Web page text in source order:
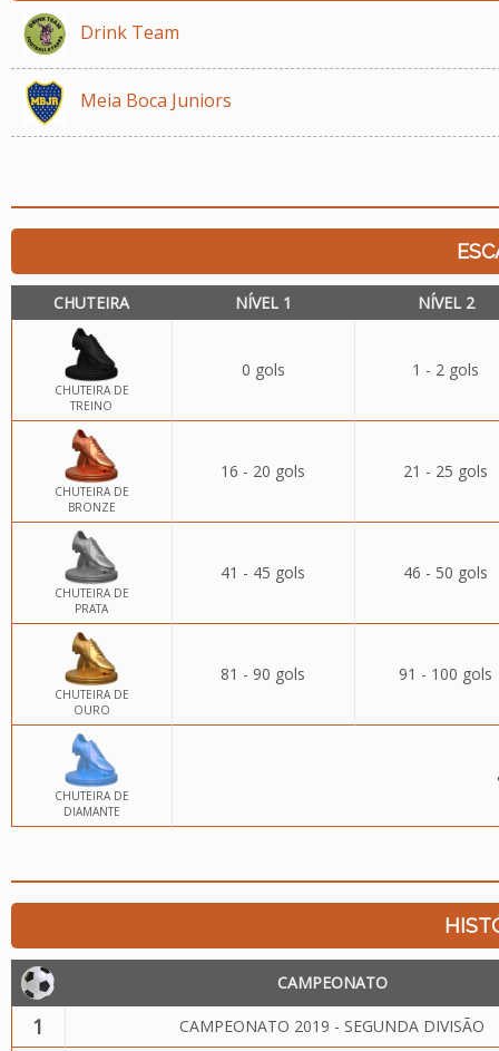
Drink Team
Meia Boca Juniors
CHUTEIRA NÍVEL 1 NÍVEL 2
CHUTEIRA DE
TREINO
0 gols 1 - 2 gols
CHUTEIRA DE
BRONZE
16 - 20 gols 21 - 25 gols
CHUTEIRA DE
PRATA
41 - 45 gols 46 - 50 gols
CHUTEIRA DE
OURO
81 - 90 gols 91 - 100 gols
CHUTEIRA DE
DIAMANTE
CAMPEONATO
1 CAMPEONATO 2019 - SEGUNDA DIVISÃO